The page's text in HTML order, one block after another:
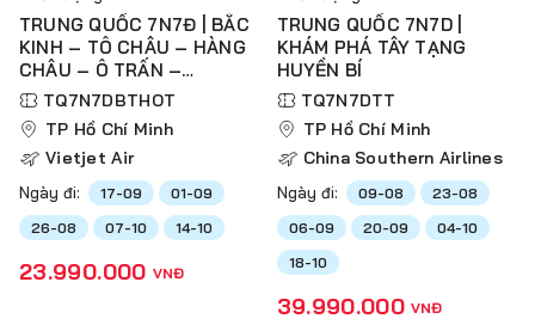
TRUNG QUỐC 7N7Đ | BẮC
KINH – TÔ CHÂU – HÀNG
CHÂU – Ô TRẤN –
THƯỢNG HẢI
TQ7N7DBTHOT
TP Hồ Chí Minh
Vietjet Air
Ngày đi: 17-09
01-09
26-08
07-10 14-10
23.990.000 VNĐ
TRUNG QUỐC 7N7D |
KHÁM PHÁ TÂY TẠNG
HUYỀN BÍ
TQ7N7DTT
TP Hồ Chí Minh
China Southern Airlines
Ngày đi: 09-08
23-08
06-09
20-09
04-10
18-10
39.990.000 VNĐ